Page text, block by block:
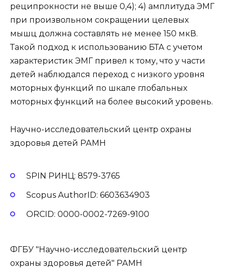
реципрокности не выше 0,4); 4) амплитуда ЭМГ
при произвольном сокращении целевых
мышц должна составлять не менее 150 мкВ.
Такой подход к использованию БТА с учетом
характеристик ЭМГ привел к тому, что у части
детей наблюдался переход с низкого уровня
моторных функций по шкале глобальных
моторных функций на более высокий уровень.
Научно-исследовательский центр охраны
здоровья детей РАМН
SPIN РИНЦ: 8579-3765
Scopus AuthorID: 6603634903
ORCID: 0000-0002-7269-9100
ФГБУ "Научно-исследовательский центр
охраны здоровья детей" РАМН